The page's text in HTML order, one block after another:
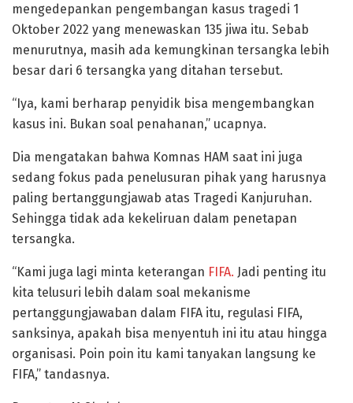
mengedepankan pengembangan kasus tragedi 1
Oktober 2022 yang menewaskan 135 jiwa itu. Sebab
menurutnya, masih ada kemungkinan tersangka lebih
besar dari 6 tersangka yang ditahan tersebut.
“Iya, kami berharap penyidik bisa mengembangkan
kasus ini. Bukan soal penahanan,” ucapnya.
Dia mengatakan bahwa Komnas HAM saat ini juga
sedang fokus pada penelusuran pihak yang harusnya
paling bertanggungjawab atas Tragedi Kanjuruhan.
Sehingga tidak ada kekeliruan dalam penetapan
tersangka.
“Kami juga lagi minta keterangan FIFA. Jadi penting itu
kita telusuri lebih dalam soal mekanisme
pertanggungjawaban dalam FIFA itu, regulasi FIFA,
sanksinya, apakah bisa menyentuh ini itu atau hingga
organisasi. Poin poin itu kami tanyakan langsung ke
FIFA,” tandasnya.